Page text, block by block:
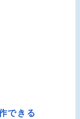
できる